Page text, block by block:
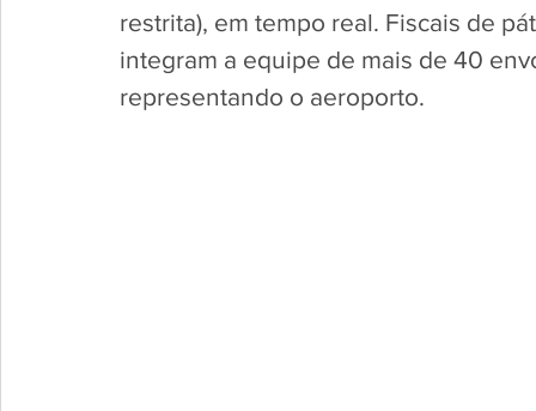
restrita), em tempo real. Fiscais de
integram a equipe de mais de 40
representando o aeroporto.